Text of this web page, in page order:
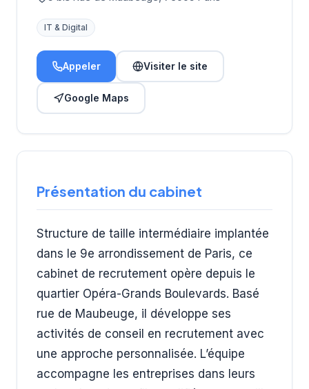
IT & Digital
Appeler Visiter le site
Google Maps
Présentation du cabinet
Structure de taille intermédiaire implantée
dans le 9e arrondissement de Paris, ce
cabinet de recrutement opère depuis le
quartier Opéra-Grands Boulevards. Basé
rue de Maubeuge, il développe ses
activités de conseil en recrutement avec
une approche personnalisée. L’équipe
accompagne les entreprises dans leurs